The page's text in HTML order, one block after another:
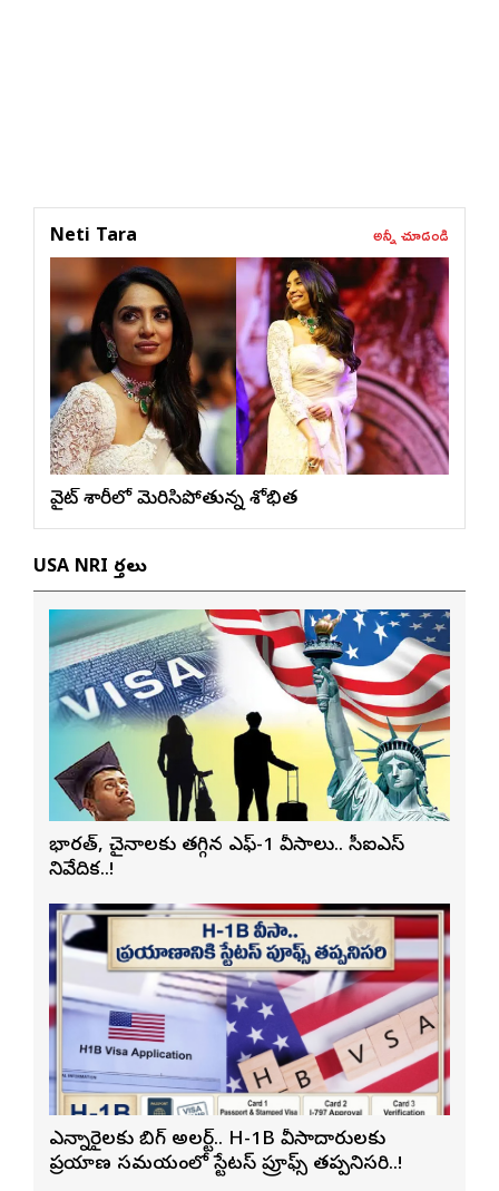
Neti Tara అన్నీ చూడండి
వైట్ శారీలో మెరిసిపోతున్న శోభిత
USA NRI వార్తలు
భారత్, చైనాలకు తగ్గిన ఎఫ్-1 వీసాలు.. సీఐఎస్
నివేదిక..!
ఎన్నారైలకు బిగ్ అలర్ట్.. H-1B వీసాదారులకు
ప్రయాణ సమయంలో స్టేటస్ ప్రూఫ్స్ తప్పనిసరి..!